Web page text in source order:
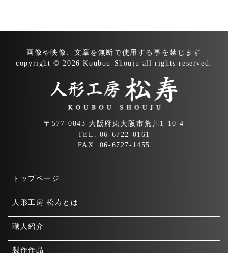
画像や映像、文章を無断で使用する事を禁じます
copyright © 2026 Koubou-Shouju all rights reserved.
〒577-0843 大阪府東大阪市荒川1-10-4
TEL. 06-6722-0161
FAX. 06-6727-1455
トップページ
人形工房 松寿とは
職人紹介
製作作品